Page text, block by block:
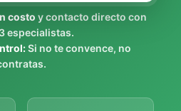
costo y contacto directo con
especialistas.
Si no te convence, no